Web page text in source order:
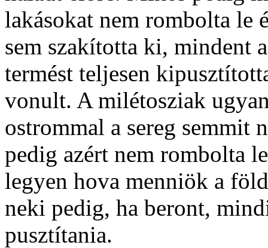
lakásokat nem rombolta le
sem szakította ki, mindent
termést teljesen
vonult. A milétosziak
ostrommal a sereg semmit
pedig azért nem rombolta
legyen hova menniök a
neki pedig, ha beront,
pusztítania.